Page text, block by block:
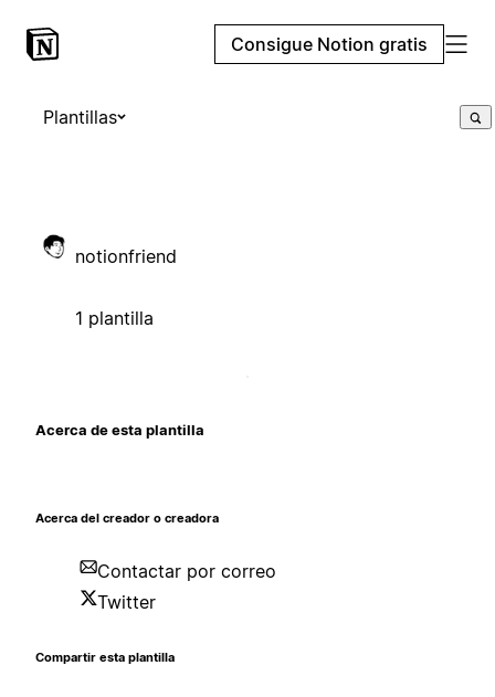
Consigue Notion gratis
Plantillas
notionfriend
1 plantilla
Acerca de esta plantilla
Acerca del creador o creadora
Contactar por correo
Twitter
Compartir esta plantilla